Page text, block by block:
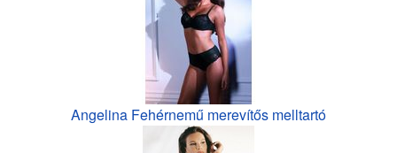
Angelina Fehérnemű merevítős melltartó